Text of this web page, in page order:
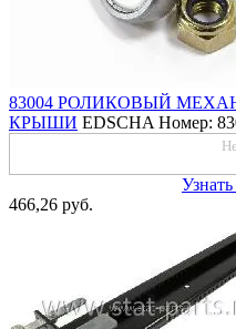
83004 РОЛИКОВЫЙ
КРЫШИ EDSCHA Номер:
466,26 руб.